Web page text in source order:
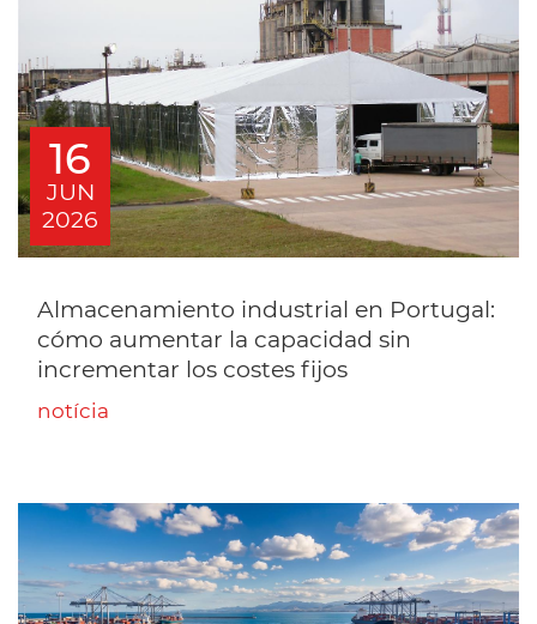
16
JUN
2026
Almacenamiento industrial en Portugal:
cómo aumentar la capacidad sin
incrementar los costes fijos
notícia